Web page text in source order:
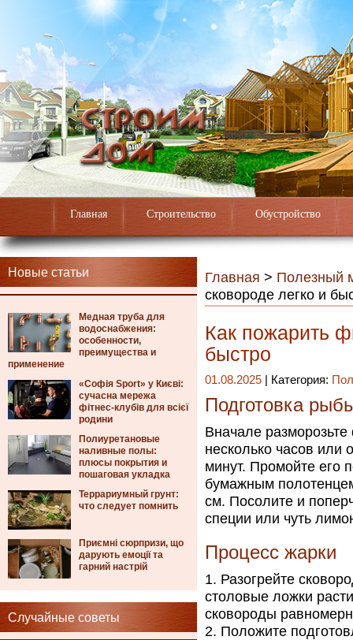
Главная Строительство Обустройство
Новые статьи
Медная труба для
водоснабжения:
особенности,
преимущества и
применение
«Софія Sport» у Києві:
сучасна мережа
фітнес-клубів для всієї
родини
Полиуретановые
наливные полы:
плюсы покрытия и
пошаговая укладка
Террариумный грунт:
что следует помнить
Приємні сюрпризи, що
дарують емоції та
гарний настрій
Случайные советы
Главная > Полезный
сковороде легко и
Как пожарить
быстро
01.08.2025 | Категория:
Подготовка
Вначале
несколько часов или
минут. Промойте его
бумажным
см. Посолите и
специи или чуть
Процесс жарки
Разогрейте
столовые ложки
сковороды
Положите